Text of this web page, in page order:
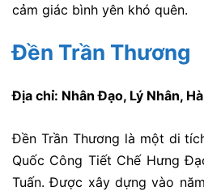
cảm giác bình yên khó quên.
Đền Trần Thương
Địa chỉ: Nhân Đạo, Lý Nhân,
Đền Trần Thương là một di
Quốc Công Tiết Chế Hưng
Tuấn. Được xây dựng vào